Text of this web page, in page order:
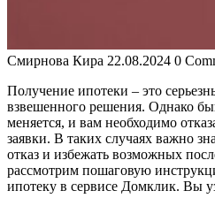
Смирнова Кира 22.08.2024 0
Получение ипотеки – это
взвешенного решения. Однако
меняется, и вам необходимо
заявки. В таких случаях важно
отказ и избежать возможных
рассмотрим пошаговую
ипотеку в сервисе Домклик. Вы